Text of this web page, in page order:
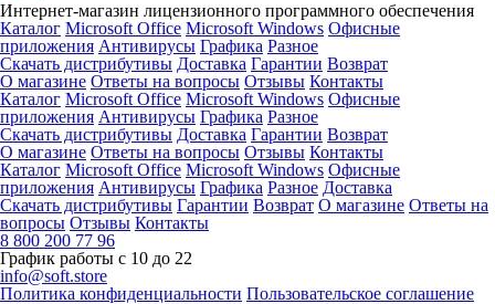
Интернет-магазин лицензионного программного обеспечения
Каталог Microsoft Office Microsoft Windows Офисные
приложения Антивирусы Графика Разное
Скачать дистрибутивы Доставка Гарантии Возврат
О магазине Ответы на вопросы Отзывы Контакты
Каталог Microsoft Office Microsoft Windows Офисные
приложения Антивирусы Графика Разное
Скачать дистрибутивы Доставка Гарантии Возврат
О магазине Ответы на вопросы Отзывы Контакты
Каталог Microsoft Office Microsoft Windows Офисные
приложения Антивирусы Графика Разное Доставка
Скачать дистрибутивы Гарантии Возврат О магазине Ответы на
вопросы Отзывы Контакты
8 800 200 77 96
График работы с 10 до 22
info@soft.store
Политика конфиденциальности Пользовательское соглашение